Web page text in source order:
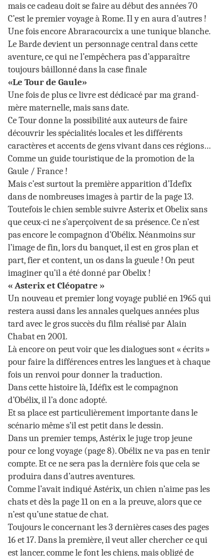
mais ce cadeau doit se faire au début des années 70
C’est le premier voyage à Rome. Il y en aura d’autres !
Une fois encore Abraracourcix a une tunique blanche.
Le Barde devient un personnage central dans cette
aventure, ce qui ne l’empêchera pas d’apparaître
toujours bâillonné dans la case finale
«Le Tour de Gaule»
Une fois de plus ce livre est dédicacé par ma grand-
mère maternelle, mais sans date.
Ce Tour donne la possibilité aux auteurs de faire
découvrir les spécialités locales et les différents
caractères et accents de gens vivant dans ces régions…
Comme un guide touristique de la promotion de la
Gaule / France !
Mais c’est surtout la première apparition d’Idefix
dans de nombreuses images à partir de la page 13.
Toutefois le chien semble suivre Asterix et Obelix sans
que ceux-ci ne s’aperçoivent de sa présence. Ce n’est
pas encore le compagnon d’Obélix. Néanmoins sur
l’image de fin, lors du banquet, il est en gros plan et
part, fier et content, un os dans la gueule ! On peut
imaginer qu’il a été donné par Obelix !
« Asterix et Cléopatre »
Un nouveau et premier long voyage publié en 1965 qui
restera aussi dans les annales quelques années plus
tard avec le gros succès du film réalisé par Alain
Chabat en 2001.
Là encore on peut voir que les dialogues sont « écrits »
pour faire la différences entres les langues et à chaque
fois un renvoi pour donner la traduction.
Dans cette histoire là, Idéfix est le compagnon
d’Obélix, il l’a donc adopté.
Et sa place est particulièrement importante dans le
scénario même s’il est petit dans le dessin.
Dans un premier temps, Astérix le juge trop jeune
pour ce long voyage (page 8). Obélix ne va pas en tenir
compte. Et ce ne sera pas la dernière fois que cela se
produira dans d’autres aventures.
Comme l’avait indiqué Astérix, un chien n’aime pas les
chats et dès la page 11 on en a la preuve, alors que ce
n’est qu’une statue de chat.
Toujours le concernant les 3 dernières cases des pages
16 et 17. Dans la première, il veut aller chercher ce qui
est lancer, comme le font les chiens, mais obligé de